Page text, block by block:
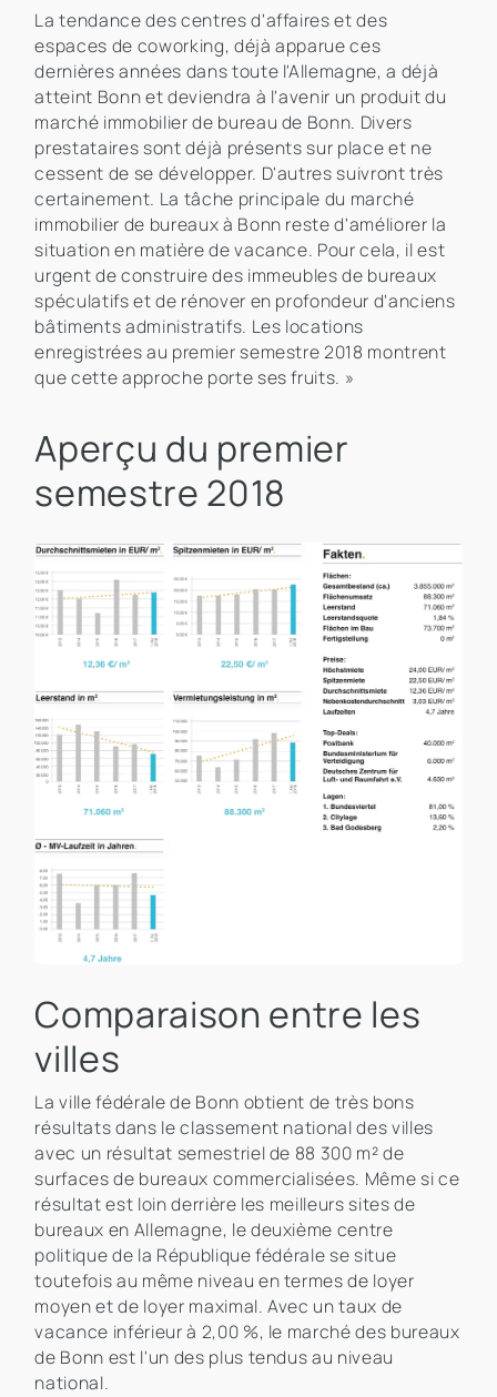
La tendance des centres d'affaires et des
espaces de coworking, déjà apparue ces
dernières années dans toute l'Allemagne, a déjà
atteint Bonn et deviendra à l'avenir un produit du
marché immobilier de bureau de Bonn. Divers
prestataires sont déjà présents sur place et ne
cessent de se développer. D'autres suivront très
certainement. La tâche principale du marché
immobilier de bureaux à Bonn reste d'améliorer la
situation en matière de vacance. Pour cela, il est
urgent de construire des immeubles de bureaux
spéculatifs et de rénover en profondeur d'anciens
bâtiments administratifs. Les locations
enregistrées au premier semestre 2018 montrent
que cette approche porte ses fruits. »
Aperçu du premier
semestre 2018
Comparaison entre les
villes
La ville fédérale de Bonn obtient de très bons
résultats dans le classement national des villes
avec un résultat semestriel de 88 300 m² de
surfaces de bureaux commercialisées. Même si ce
résultat est loin derrière les meilleurs sites de
bureaux en Allemagne, le deuxième centre
politique de la République fédérale se situe
toutefois au même niveau en termes de loyer
moyen et de loyer maximal. Avec un taux de
vacance inférieur à 2,00 %, le marché des bureaux
de Bonn est l'un des plus tendus au niveau
national.